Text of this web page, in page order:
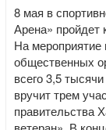
8 мая в
Арена» пройдет
На мероприятие
общественных
всего 3,5
вручит трем
правительства